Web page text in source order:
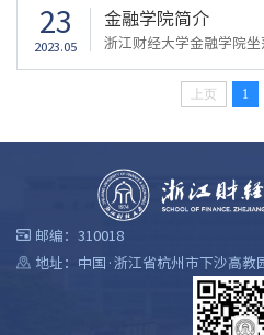
23
2023.05
金融学院简介
上页 1
邮编：310018
地址：中国·浙江省杭州市下沙高教